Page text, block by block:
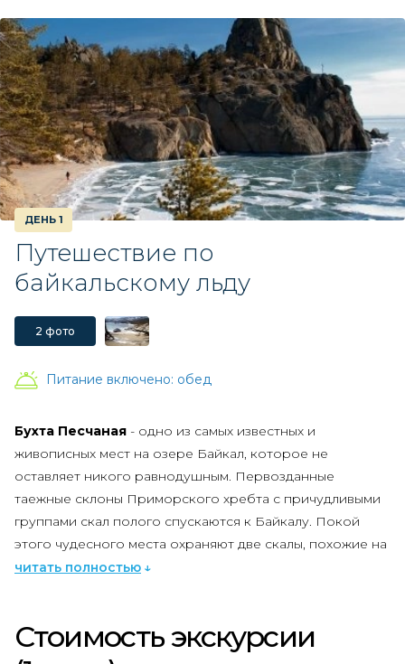
ДЕНЬ 1
Путешествие по
байкальскому льду
2 фото
Питание включено: обед
Бухта Песчаная - одно из самых известных и
живописных мест на озере Байкал, которое не
оставляет никого равнодушным. Первозданные
таежные склоны Приморского хребта с причудливыми
группами скал полого спускаются к Байкалу. Покой
этого чудесного места охраняют две скалы, похожие на
родных братьев: Большая Колокольня и Малая
Вы увидите знаменитыеходульные деревья, из-под
читать полностью
Стоимость экскурсии